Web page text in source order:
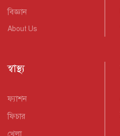
বিজ্ঞান
About Us
স্বাস্থ্য
ফ্যাশন
ফিচার
খেলা